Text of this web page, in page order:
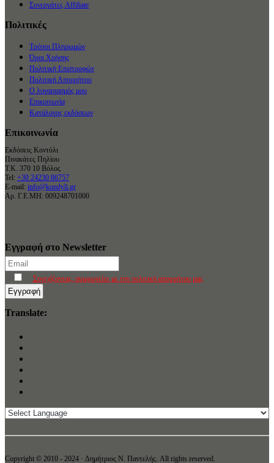
Συνεργάτες Affiliate
Πολιτικές
Τρόποι Πληρωμών
Όροι Χρήσης
Πολιτική Επιστροφών
Πολιτική Απορρήτου
Ο λογαριασμός μου
Επικοινωνία
Κατάλογος εκδόσεων
Επικοινωνία
Εκδόσεις Κοντύλι
Πινακάτες Πηλίου
Τ.Κ. 370 10 Βόλος
Tel: +30 24230 86757
E-mail: info@kondyli.gr
Αρ. Γ.Ε.ΜΗ: 009248701000
Εγγραφή στο Newsletter
Συνεχίζοντας, συμφωνείτε με την πολιτική απορρήτου μας
Translate:
Copyright © 2010 - 2024 · Δημήτριος N. Παντελής. All rights reserved.